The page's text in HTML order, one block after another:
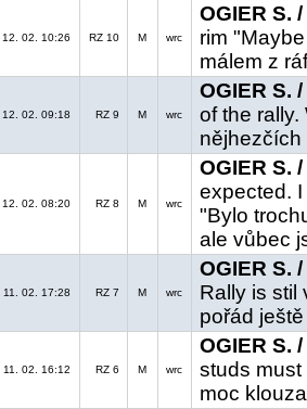
12. 02. 10:26 RZ 10 M wrc
OGIER S.
rim
málem z
12. 02. 09:18 RZ 9 M wrc
OGIER S.
of the
nějhezčích
12. 02. 08:20 RZ 8 M wrc
OGIER S.
expected.
"Bylo
ale vůbec
11. 02. 17:28 RZ 7 M wrc
OGIER S.
Rally is stil
pořád
11. 02. 16:12 RZ 6 M wrc
OGIER S.
studs
moc